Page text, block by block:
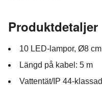
Produktdetaljer
10 LED-lampor, Ø8 cm
Längd på kabel: 5 m
Vattentät/IP 44-klassad